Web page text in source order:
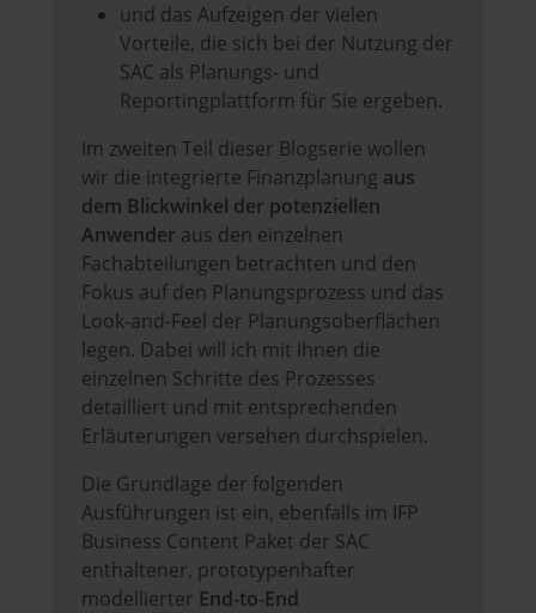
und das Aufzeigen der vielen
Vorteile, die sich bei der Nutzung der
SAC als Planungs- und
Reportingplattform für Sie ergeben.
Im zweiten Teil dieser Blogserie wollen
wir die integrierte Finanzplanung aus
dem Blickwinkel der potenziellen
Anwender aus den einzelnen
Fachabteilungen betrachten und den
Fokus auf den Planungsprozess und das
Look-and-Feel der Planungsoberflächen
legen. Dabei will ich mit Ihnen die
einzelnen Schritte des Prozesses
detailliert und mit entsprechenden
Erläuterungen versehen durchspielen.
Die Grundlage der folgenden
Ausführungen ist ein, ebenfalls im IFP
Business Content Paket der SAC
enthaltener, prototypenhafter
modellierter End-to-End